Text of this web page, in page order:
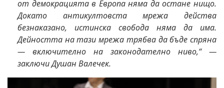
от демокрацията в Европа няма да остане нищо.
Докато антикултовста мрежа действа
безнаказано, истинска свобода няма да има.
Дейността на тази мрежа трябва да бъде спряна
— включително на законодателно ниво,“ —
заключи Душан Валечек.